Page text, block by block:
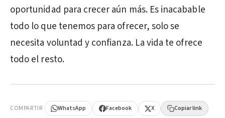
oportunidad para crecer aún más. Es inacabable
todo lo que tenemos para ofrecer, solo se
necesita voluntad y confianza. La vida te ofrece
todo el resto.
COMPARTIR WhatsApp Facebook X Copiar link